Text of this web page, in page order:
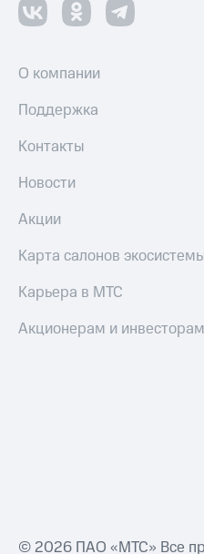
О компании
Поддержка
Контакты
Новости
Акции
Карта салонов
Карьера в МТС
Акционерам и инвесторам
© 2026 ПАО «МТС» Все